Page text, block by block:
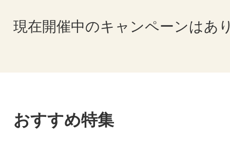
現在開催中のキャンペーンはあ
おすすめ特集